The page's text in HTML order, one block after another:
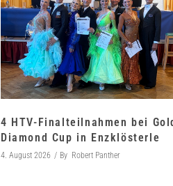
4 HTV-Finalteilnahmen bei
Diamond Cup in Enzklösterle
4. August 2026 By Robert Panther